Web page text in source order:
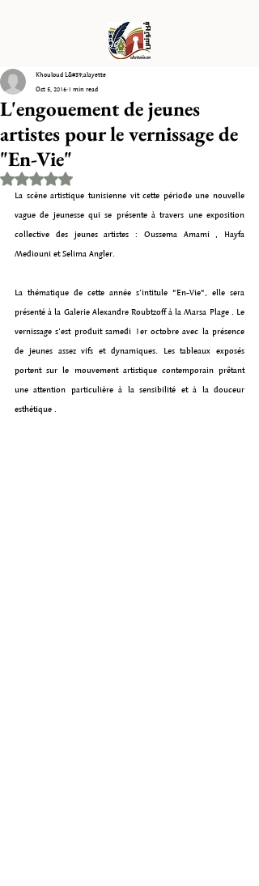
L'engouement de jeunes
artistes pour le vernissage de
"En-Vie"
Khouloud L&#39;alayette
Oct 5, 2016 1 min read
Rated NaN out of 5 stars.
La scène artistique tunisienne vit cette période une nouvelle
vague de jeunesse qui se présente à travers une exposition
collective des jeunes artistes : Oussema Amami , Hayfa
Mediouni et Selima Angler.
La thématique de cette année s'intitule "En-Vie", elle sera
présenté à la Galerie Alexandre Roubtzoff à la Marsa Plage . Le
vernissage s'est produit samedi 1er octobre avec la présence
de jeunes assez vifs et dynamiques. Les tableaux exposés
portent sur le mouvement artistique contemporain prêtant
une attention particulière à la sensibilité et à la douceur
esthétique .